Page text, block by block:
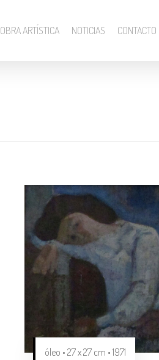
OBRA ARTÍSTICA NOTICIAS CONTACTO
óleo • 27 x 27 cm • 1971